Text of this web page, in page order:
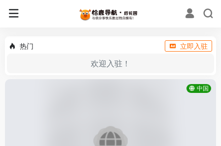
热门 立即入驻
欢迎入驻！
中国